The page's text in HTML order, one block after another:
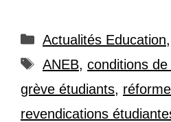
Catégories
Actualités Education,
Étiquettes
ANEB, conditions
grève étudiants,
revendications